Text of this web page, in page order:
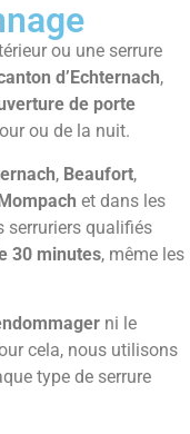
ou une serrure
d’Echternach,
de porte
ou de la nuit.
, Beaufort,
et dans les
serruriers qualifiés
30 minutes, même les
ni le
cela, nous utilisons
type de serrure